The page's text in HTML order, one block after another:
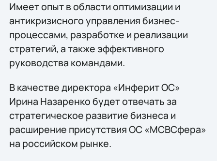
Имеет опыт в области оптимизации и
антикризисного управления бизнес-
процессами, разработке и реализации
стратегий, а также эффективного
руководства командами.
В качестве директора «Инферит ОС»
Ирина Назаренко будет отвечать за
стратегическое развитие бизнеса и
расширение присутствия ОС «МСВСфера»
на российском рынке.